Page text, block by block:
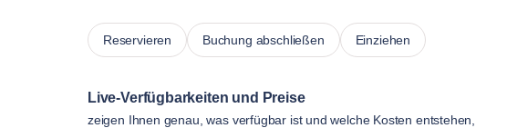
Reservieren Buchung abschließen Einziehen
Live-Verfügbarkeiten und Preise
zeigen Ihnen genau, was verfügbar ist und welche Kosten entstehen,